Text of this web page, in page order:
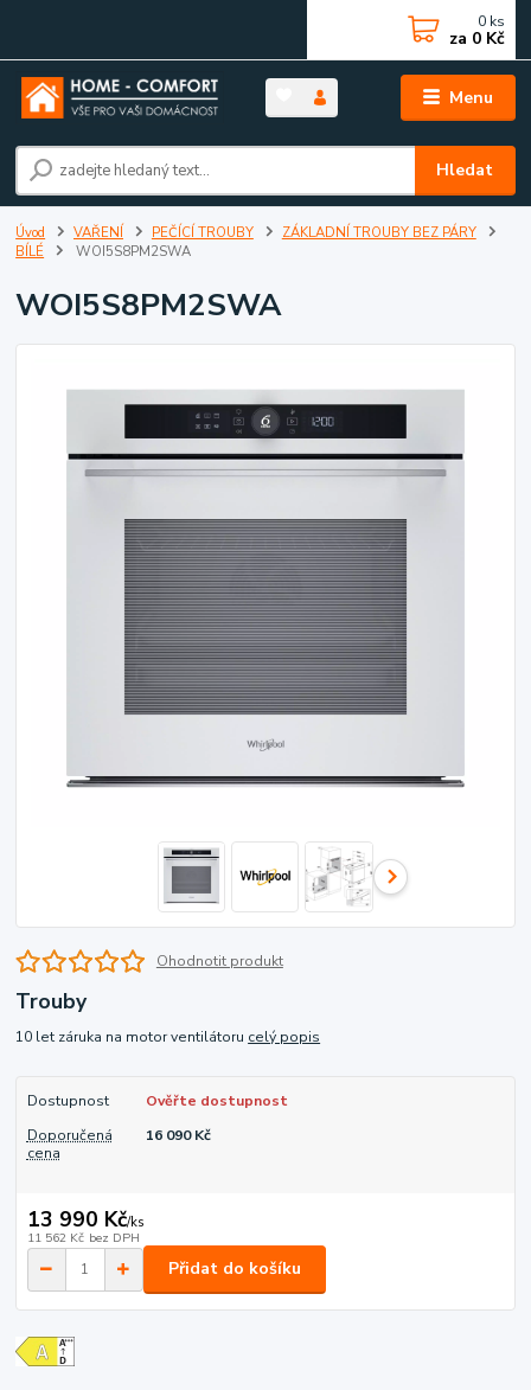
Menu
Hledat
0 ks
za 0 Kč
Úvod VAŘENÍ PEČÍCÍ TROUBY
ZÁKLADNÍ TROUBY BEZ PÁRY
BÍLÉ
WOI5S8PM2SWA
WOI5S8PM2SWA
Ohodnotit produkt
Trouby
10 let záruka na motor ventilátoru celý popis
Dostupnost
Ověřte dostupnost
Doporučená
cena
16 090 Kč
13 990 Kč/ks
11 562 Kč bez DPH
Přidat do košíku